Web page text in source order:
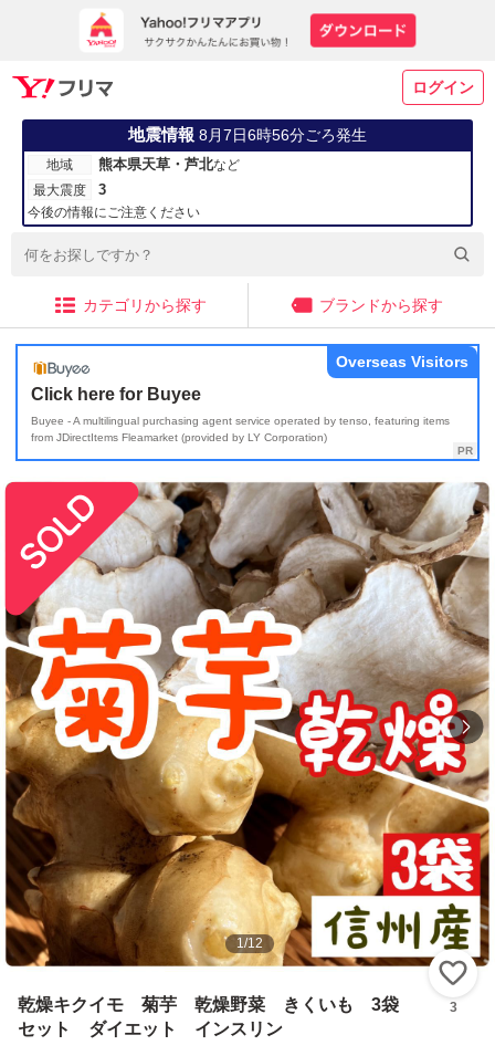
ログイン
地震情報 8月7日6時56分ごろ発生
地域 熊本県天草・芦北など
最大震度
3
今後の情報にご注意ください
カテゴリから探す ブランドから探す
Click here for Buyee
Buyee - A multilingual purchasing agent service operated by tenso, featuring items
from JDirectItems Fleamarket (provided by LY Corporation)
Overseas Visitors
1/12
乾燥キクイモ 菊芋 乾燥野菜 きくいも 3袋
セット ダイエット インスリン
3